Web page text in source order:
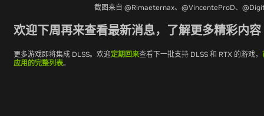
截图来自 @Rimaeternax、@VincenteProD、
欢迎下周再来查看最新消息，了解更多精彩内容
更多游戏即将集成 DLSS。欢迎定期回来查看下一批支持 DLSS 和 RTX 的游戏，
应用的完整列表。